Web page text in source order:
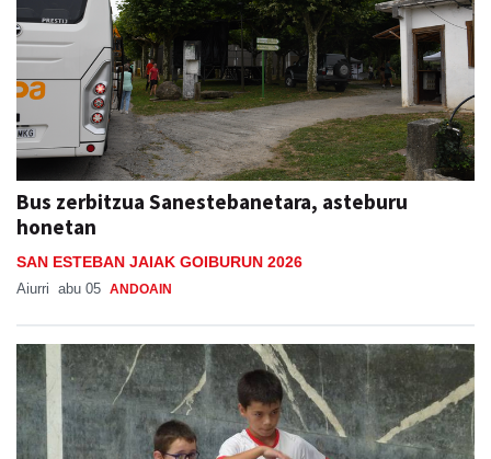
Bus zerbitzua Sanestebanetara, asteburu
honetan
SAN ESTEBAN JAIAK GOIBURUN 2026
Aiurri abu 05 ANDOAIN